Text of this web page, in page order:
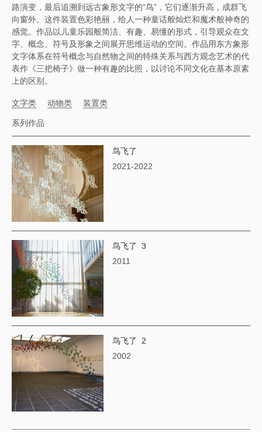
路演变，最后追溯到远古象形文字的“鸟”，它们逐渐升高，成群飞
向窗外。这件装置色彩艳丽，给人一种童话般灿烂和魔术般神奇的
感觉。作品以儿童乐园般简洁、有趣、易懂的形式，引导观众在文
字、概念、符号及形象之间展开思维运动的空间。作品用东方象形
文字体系在符号概念与自然物之间的特殊关系与西方观念艺术的代
表作《三把椅子》做一种有趣的比照，以讨论不同文化在基本原素
上的区别。
文字类 动物类 装置类
系列作品
鸟飞了
2021-2022
鸟飞了 3
2011
鸟飞了 2
2002